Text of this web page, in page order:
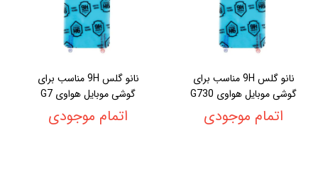
نانو گلس 9H مناسب برای
گوشی موبایل هواوی G730
اتمام موجودی
نانو گلس 9H مناسب برای
گوشی موبایل هواوی G7
اتمام موجودی